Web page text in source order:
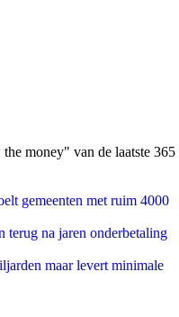
money" van de laatste 365
gemeenten met ruim 4000
terug na jaren onderbetaling
maar levert minimale